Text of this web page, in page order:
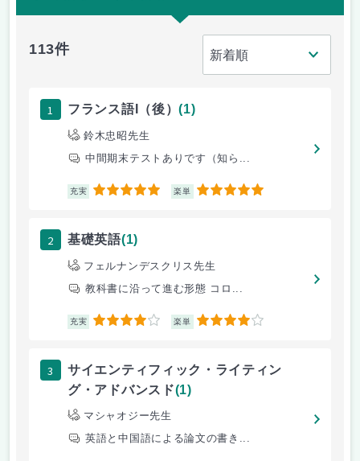
113件
1 フランス語I（後）(1)
鈴木忠昭先生
中間期末テストありです（知ら...
充実 5 楽単 5
2 基礎英語(1)
フェルナンデスクリス先生
教科書に沿って進む形態 コロ...
充実 4 楽単 4
3
サイエンティフィック・ライティン
グ・アドバンスド(1)
マシャオジー先生
英語と中国語による論文の書き...